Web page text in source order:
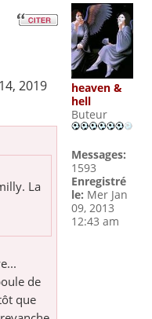
2019
La
de
que
heaven &
hell
Buteur
Messages:
1593
Enregistré
le: Mer Jan
09, 2013
12:43 am